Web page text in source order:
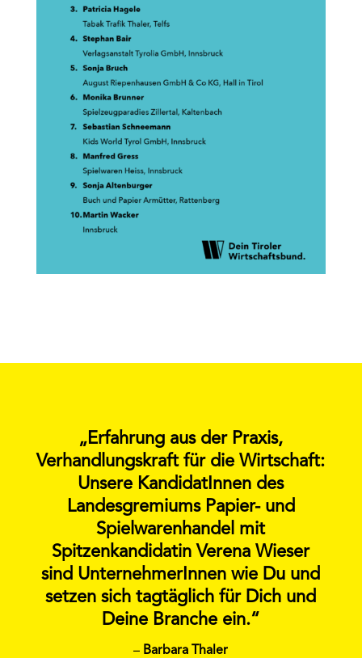
„Erfahrung aus der Praxis,
Verhandlungskraft für die Wirtschaft:
Unsere KandidatInnen des
Landesgremiums Papier- und
Spielwarenhandel mit
Spitzenkandidatin Verena Wieser
sind UnternehmerInnen wie Du und
setzen sich tagtäglich für Dich und
Deine Branche ein.“
– Barbara Thaler